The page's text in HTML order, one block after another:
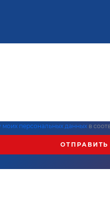
моих персональных данных в
ОТПРАВИТЬ